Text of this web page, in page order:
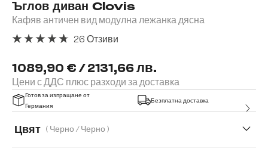
Ъглов диван Clovis
Кафяв античен вид модулна лежанка дясна
1089,90 € / 2131,66 лв.
Цени с ДДС плюс разходи за доставка
26 Отзиви
Готов за изпращане от
Германия
Безплатна доставка
Цвят ( Черно / Черно )